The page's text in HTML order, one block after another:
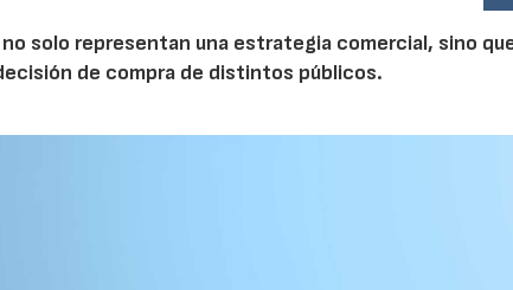
solo representan una estrategia comercial, sino
de compra de distintos públicos.